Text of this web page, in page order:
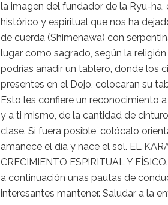
la imagen del fundador de la Ryu-
histórico y espiritual que nos ha
de cuerda (Shimenawa) con
lugar como sagrado, según la
podrías añadir un tablero, donde los
presentes en el Dojo, colocaran su
Esto les confiere un reconocimiento
y a ti mismo, de la cantidad de
clase. Si fuera posible, colócalo
amanece el día y nace el sol. EL
CRECIMIENTO ESPIRITUAL Y
a continuación unas pautas de
interesantes mantener. Saludar a la